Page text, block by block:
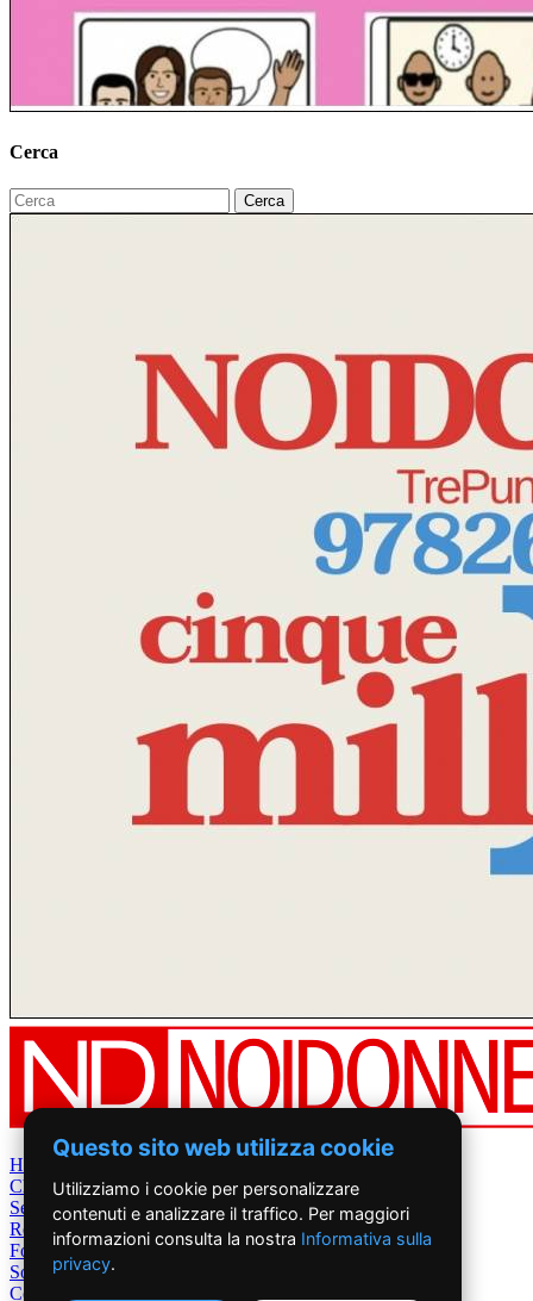
Cerca
Home
Chi Siamo
Settimanale
Rete News
Foto&Video
Sostienici
Contatti
Questo sito web utilizza cookie
Utilizziamo i cookie per personalizzare
contenuti e analizzare il traffico. Per maggiori
informazioni consulta la nostra Informativa sulla
privacy.